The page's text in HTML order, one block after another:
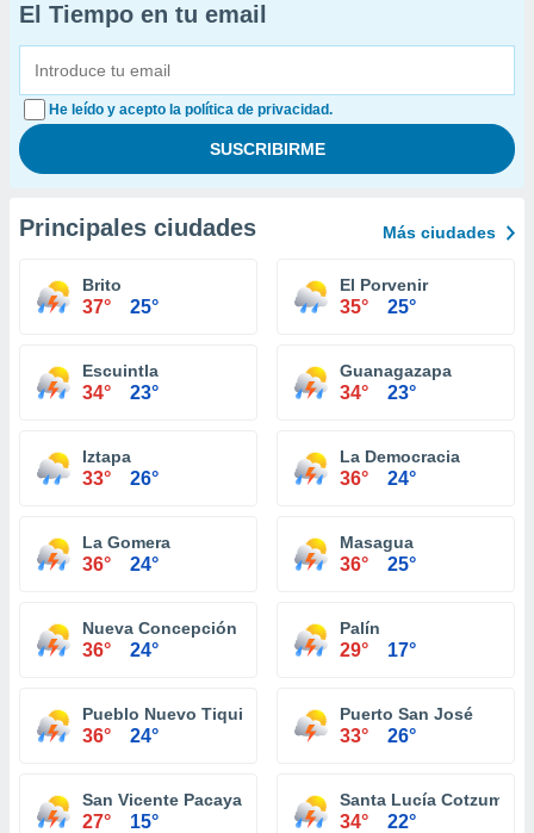
El Tiempo en tu email
He leído y acepto la política de privacidad.
Principales ciudades Más ciudades
Brito
37° 25°
El Porvenir
35° 25°
Escuintla
34° 23°
Guanagazapa
34° 23°
Iztapa
33° 26°
La Democracia
36° 24°
La Gomera
36° 24°
Masagua
36° 25°
Nueva Concepción
36° 24°
Palín
29° 17°
Pueblo Nuevo Tiquisate
36° 24°
Puerto San José
33° 26°
San Vicente Pacaya
27° 15°
Santa Lucía
34° 22°